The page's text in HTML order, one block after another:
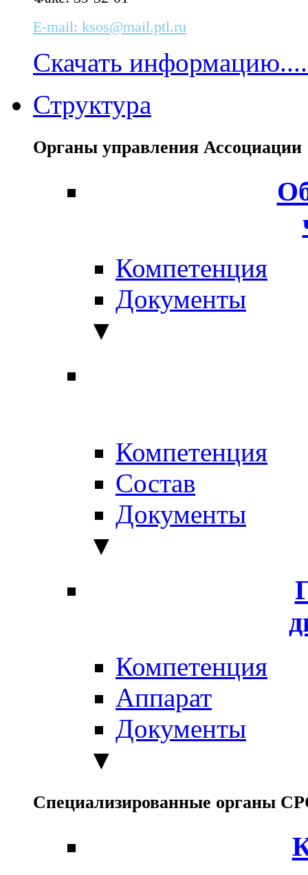
E-mail: ksos@mail.ptl.ru
Скачать
Структура
Органы управления
Компетенция
Документы
▼
Компетенция
Состав
Документы
▼
Компетенция
Аппарат
Документы
▼
Специализированные органы